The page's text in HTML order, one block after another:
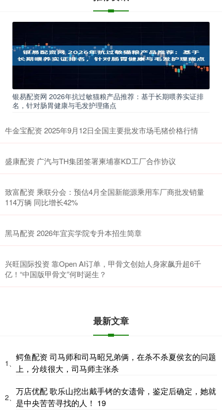
银易配资网 2026年抗过敏猫粮产品推荐：基于长期喂养实证排
名，针对肠胃健康与毛发护理痛点
牛金宝配资 2025年9月12日全国主要批发市场毛猪价格行情
盛康配资 广汽与TH集团签署柬埔寨KD工厂合作协议
致富配资 乘联分会：预估4月全国新能源乘用车厂商批发销量
114万辆 同比增长42%
黑马配资 2026年宜宾学院专升本招生简章
兴旺国际投资 靠Open AI订单，甲骨文创始人身家飙升超6千
亿！“中国版甲骨文”何时诞生？
最新文章
1、
鳄鱼配资 司马师和司马昭兄弟俩，在杀不杀夏侯玄的问题
上，分歧很大，司马师主张杀
2、
万店优配 歌乐山挖出戴手铐的女遗骨，鉴定后确定，她就
是中央苦苦寻找的人！ 19